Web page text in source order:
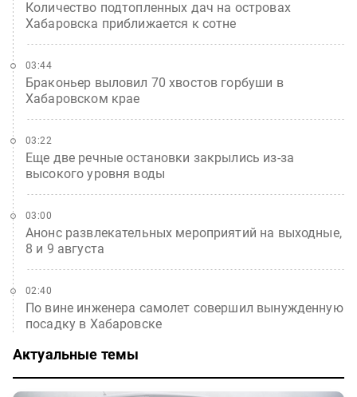
Количество подтопленных дач на островах
Хабаровска приближается к сотне
Браконьер выловил 70 хвостов горбуши в
Хабаровском крае
03:44
Еще две речные остановки закрылись из-за
высокого уровня воды
03:22
Анонс развлекательных мероприятий на выходные,
8 и 9 августа
03:00
По вине инженера самолет совершил вынужденную
посадку в Хабаровске
02:40
Актуальные темы